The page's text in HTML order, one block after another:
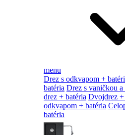
menu
Drez s odkvapom +
batéria Drez s vaničkou
drez + batéria Dvojdrez +
odkvapom + batéria
batéria